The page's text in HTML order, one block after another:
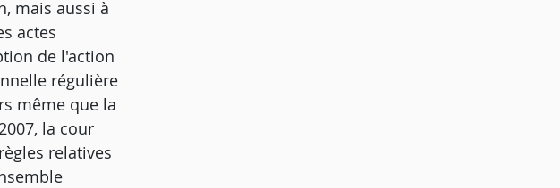
mais aussi à
actes
de l'action
régulière
même que la
la cour
relatives